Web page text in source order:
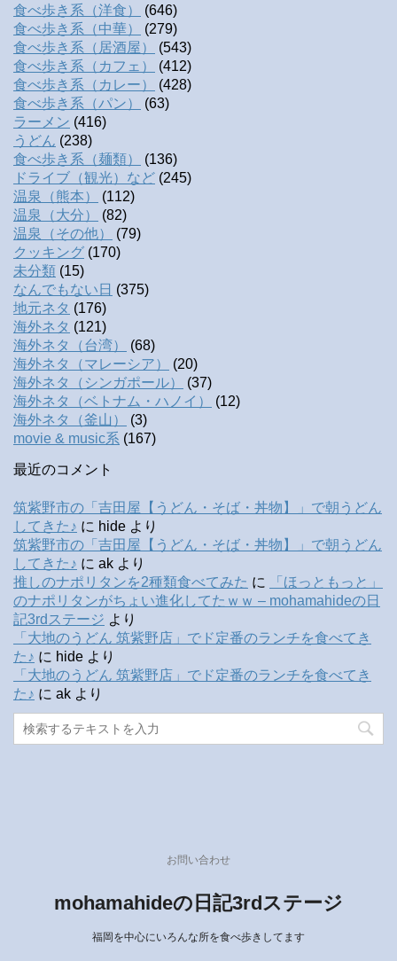
食べ歩き系（洋食）
(646)
食べ歩き系（中華）
(279)
食べ歩き系（居酒屋）
(543)
食べ歩き系（カフェ）
(412)
食べ歩き系（カレー）
(428)
食べ歩き系（パン）
(63)
ラーメン (416)
うどん (238)
食べ歩き系（麺類）
(136)
ドライブ（観光）など (245)
温泉（熊本）
(112)
温泉（大分）
(82)
温泉（その他）
(79)
クッキング (170)
未分類 (15)
なんでもない日 (375)
地元ネタ (176)
海外ネタ (121)
海外ネタ（台湾）
(68)
海外ネタ（マレーシア）
(20)
海外ネタ（シンガポール）
(37)
海外ネタ（ベトナム・ハノイ）
(12)
海外ネタ（釜山）
(3)
movie & music系 (167)
最近のコメント
筑紫野市の「吉田屋【うどん・そば・丼物】」で朝うどん
してきた♪ に hide より
筑紫野市の「吉田屋【うどん・そば・丼物】」で朝うどん
してきた♪ に ak より
推しのナポリタンを2種類食べてみた に
「ほっともっと」
のナポリタンがちょい進化してたｗｗ – mohamahideの日
記3rdステージ より
「大地のうどん 筑紫野店」でド定番のランチを食べてき
た♪ に hide より
「大地のうどん 筑紫野店」でド定番のランチを食べてき
た♪ に ak より
お問い合わせ
mohamahideの日記3rdステージ
福岡を中心にいろんな所を食べ歩きしてます